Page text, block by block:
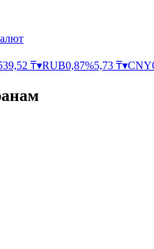
₸▾RUB0,87%5,73 ₸▾CNY